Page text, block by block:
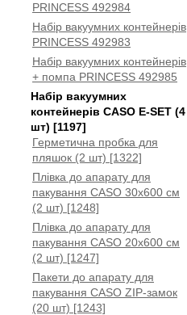
PRINCESS 492984
Набір вакуумних контейнерів
PRINCESS 492983
Набір вакуумних контейнерів
+ помпа PRINCESS 492985
Набір вакуумних
контейнерів CASO E-SET (4
шт) [1197]
Герметична пробка для
пляшок (2 шт) [1322]
Плівка до апарату для
пакування CASO 30x600 см
(2 шт) [1248]
Плівка до апарату для
пакування CASO 20x600 см
(2 шт) [1247]
Пакети до апарату для
пакування CASO ZIP-замок
(20 шт) [1243]